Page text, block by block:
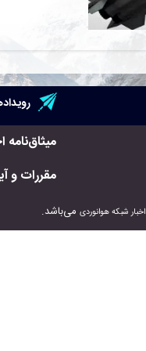
مقررات و
اخبار شبکه هوانوردی می‌باشد.